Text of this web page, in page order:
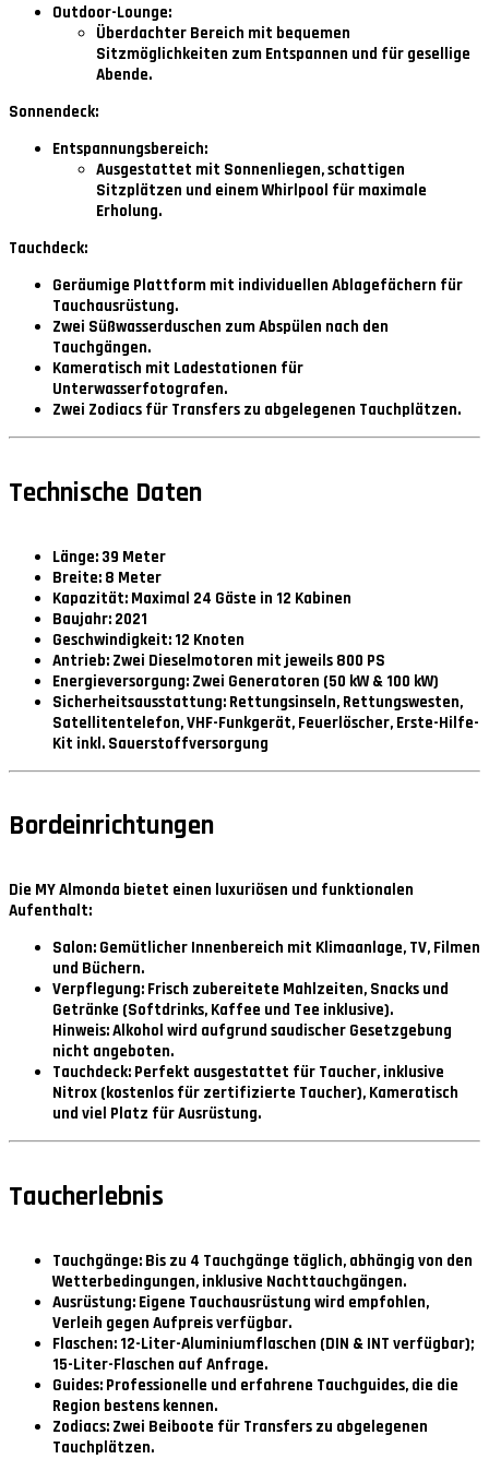
Outdoor-Lounge:
Überdachter Bereich mit bequemen
Sitzmöglichkeiten zum Entspannen und für gesellige
Abende.
Sonnendeck:
Entspannungsbereich:
Ausgestattet mit Sonnenliegen, schattigen
Sitzplätzen und einem Whirlpool für maximale
Erholung.
Tauchdeck:
Geräumige Plattform mit individuellen Ablagefächern für
Tauchausrüstung.
Zwei Süßwasserduschen zum Abspülen nach den
Tauchgängen.
Kameratisch mit Ladestationen für
Unterwasserfotografen.
Zwei Zodiacs für Transfers zu abgelegenen Tauchplätzen.
Technische Daten
Länge: 39 Meter
Breite: 8 Meter
Kapazität: Maximal 24 Gäste in 12 Kabinen
Baujahr: 2021
Geschwindigkeit: 12 Knoten
Antrieb: Zwei Dieselmotoren mit jeweils 800 PS
Energieversorgung: Zwei Generatoren (50 kW & 100 kW)
Sicherheitsausstattung: Rettungsinseln, Rettungswesten,
Satellitentelefon, VHF-Funkgerät, Feuerlöscher, Erste-Hilfe-
Kit inkl. Sauerstoffversorgung
Bordeinrichtungen
Die MY Almonda bietet einen luxuriösen und funktionalen
Aufenthalt:
Salon: Gemütlicher Innenbereich mit Klimaanlage, TV, Filmen
und Büchern.
Verpflegung: Frisch zubereitete Mahlzeiten, Snacks und
Getränke (Softdrinks, Kaffee und Tee inklusive).
Hinweis:Alkohol wird aufgrund saudischer Gesetzgebung
nicht angeboten.
Tauchdeck: Perfekt ausgestattet für Taucher, inklusive
Nitrox (kostenlos für zertifizierte Taucher), Kameratisch
und viel Platz für Ausrüstung.
Taucherlebnis
Tauchgänge: Bis zu 4 Tauchgänge täglich, abhängig von den
Wetterbedingungen, inklusive Nachttauchgängen.
Ausrüstung: Eigene Tauchausrüstung wird empfohlen,
Verleih gegen Aufpreis verfügbar.
Flaschen: 12-Liter-Aluminiumflaschen (DIN & INT verfügbar);
15-Liter-Flaschen auf Anfrage.
Guides: Professionelle und erfahrene Tauchguides, die die
Region bestens kennen.
Zodiacs: Zwei Beiboote für Transfers zu abgelegenen
Tauchplätzen.